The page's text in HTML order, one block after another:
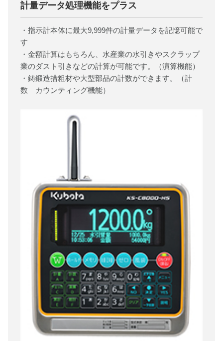
計量データ処理機能をプラス
・指示計本体に最大9,999件の計量データを記憶可能で
す
・金額計算はもちろん、水産業の水引きやスクラップ
業のダスト引きなどの計算が可能です。（演算機能）
・鋳鍛造措粗材や大型部品の計数ができます。（計
数 カウンティング機能）